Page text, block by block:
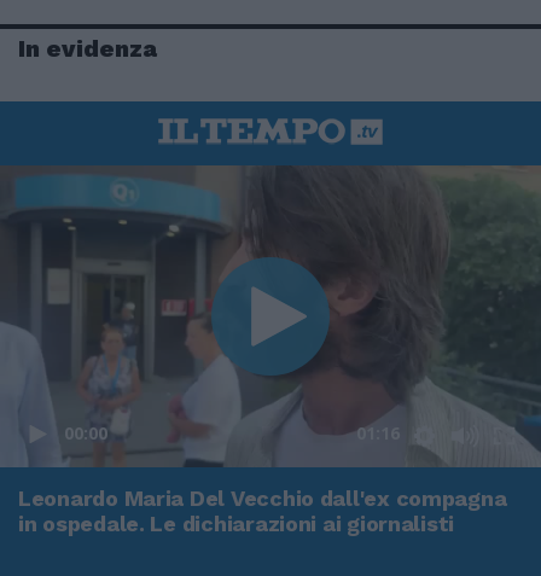
In evidenza
00:00 01:16
Leonardo Maria Del Vecchio dall'ex compagna
in ospedale. Le dichiarazioni ai giornalisti